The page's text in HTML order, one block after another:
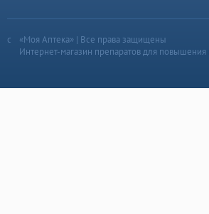
«Моя Аптека» | Все права защищены
Интернет-магазин препаратов для